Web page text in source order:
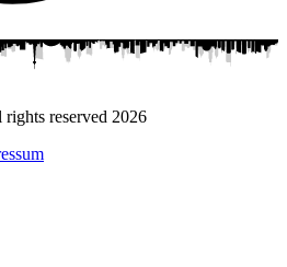
reserved 2026